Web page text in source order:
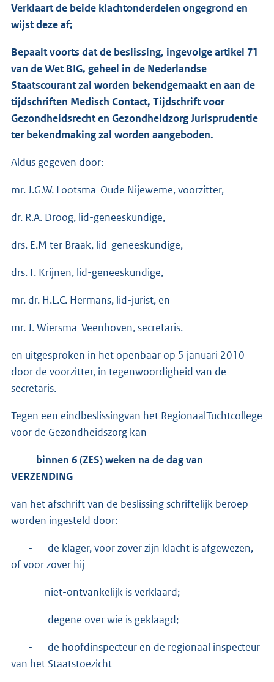
Verklaart de beide klachtonderdelen ongegrond en
wijst deze af;
Bepaalt voorts dat de beslissing, ingevolge artikel 71
van de Wet BIG, geheel in de Nederlandse
Staatscourant zal worden bekendgemaakt en aan de
tijdschriften Medisch Contact, Tijdschrift voor
Gezondheidsrecht en Gezondheidzorg Jurisprudentie
ter bekendmaking zal worden aangeboden.
Aldus gegeven door:
mr. J.G.W. Lootsma-Oude Nijeweme, voorzitter,
dr. R.A. Droog, lid-geneeskundige,
drs. E.M ter Braak, lid-geneeskundige,
drs. F. Krijnen, lid-geneeskundige,
mr. dr. H.L.C. Hermans, lid-jurist, en
mr. J. Wiersma-Veenhoven, secretaris.
en uitgesproken in het openbaar op 5 januari 2010
door de voorzitter, in tegenwoordigheid van de
secretaris.
Tegen een eindbeslissingvan het RegionaalTuchtcollege
voor de Gezondheidszorg kan
binnen 6 (ZES) weken na de dag van
VERZENDING
van het afschrift van de beslissing schriftelijk beroep
worden ingesteld door:
- de klager, voor zover zijn klacht is afgewezen,
of voor zover hij
niet-ontvankelijk is verklaard;
- degene over wie is geklaagd;
- de hoofdinspecteur en de regionaal inspecteur
van het Staatstoezicht